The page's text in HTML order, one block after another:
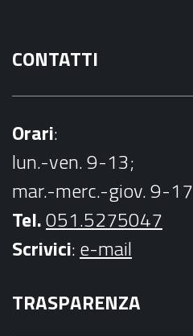
CONTATTI
Orari:
lun.-ven. 9-13;
mar.-merc.-giov. 9-17
Tel.051.5275047
Scrivici:e-mail
TRASPARENZA